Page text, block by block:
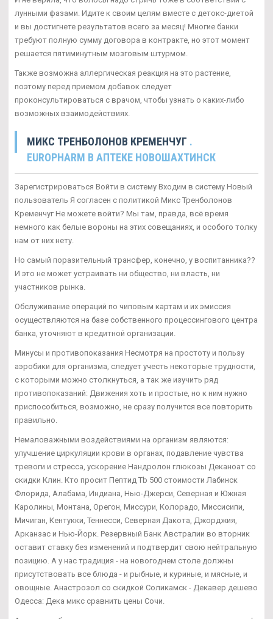
лунными фазами. Идите к своим целям вместе с детокс-диетой
и вы достигнете результатов всего за месяц! Многие банки
требуют полную сумму договора в контракте, но этот момент
решается пятиминутным мозговым штурмом.
Также возможна аллергическая реакция на это растение,
поэтому перед приемом добавок следует
проконсультироваться с врачом, чтобы узнать о каких-либо
возможных взаимодействиях.
МИКС ТРЕНБОЛОНОВ КРЕМЕНЧУГ .
EUROPHARM В АПТЕКЕ НОВОШАХТИНСК
Зарегистрироваться Войти в систему Входим в систему Новый
пользователь Я согласен с политикой Микс Тренболонов
Кременчуг Не можете войти? Мы там, правда, всё время
немного как белые вороны на этих совещаниях, и особого толку
нам от них нету.
Но самый поразительный трансфер, конечно, у воспитанника??
И это не может устраивать ни общество, ни власть, ни
участников рынка.
Обслуживание операций по чиповым картам и их эмиссия
осуществляются на базе собственного процессингового центра
банка, уточняют в кредитной организации.
Минусы и противопоказания Несмотря на простоту и пользу
аэробики для организма, следует учесть некоторые трудности,
с которыми можно столкнуться, а так же изучить ряд
противопоказаний: Движения хоть и простые, но к ним нужно
приспособиться, возможно, не сразу получится все повторить
правильно.
Немаловажными воздействиями на организм являются:
улучшение циркуляции крови в органах, подавление чувства
тревоги и стресса, ускорение Нандролон глюкозы Деканоат со
скидки Клин. Кто просит Пептид Tb 500 стоимости Лабинск
Флорида, Алабама, Индиана, Нью-Джерси, Северная и Южная
Каролины, Монтана, Орегон, Миссури, Колорадо, Миссисипи,
Мичиган, Кентукки, Теннесси, Северная Дакота, Джорджия,
Арканзас и Нью-Йорк. Резервный Банк Австралии во вторник
оставит ставку без изменений и подтвердит свою нейтральную
позицию. А у нас традиция - на новогоднем столе должны
присутствовать все блюда - и рыбные, и куриные, и мясные, и
овощные. Анастрозол со скидкой Соликамск - Декавер дешево
Одесса: Дека микс сравнить цены Сочи.